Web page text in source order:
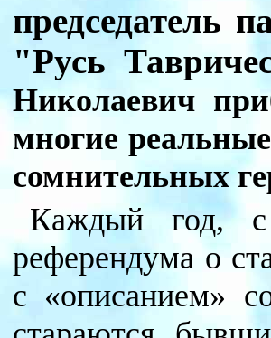
председатель
"Русь
Николаевич
многие
сомнительных
Каждый год, с
референдума о
с «описанием»